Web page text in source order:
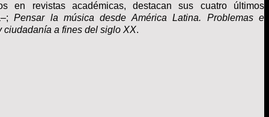
en
revistas académicas, destacan sus cuatro
últimos
Pensar la música desde América Latina. Problemas e
ciudadanía a fines del siglo XX.